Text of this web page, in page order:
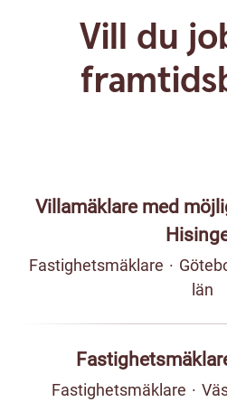
Vill du
Villamäklare med
Fastighetsmäklare ·
län
Fastighetsmäklare ·